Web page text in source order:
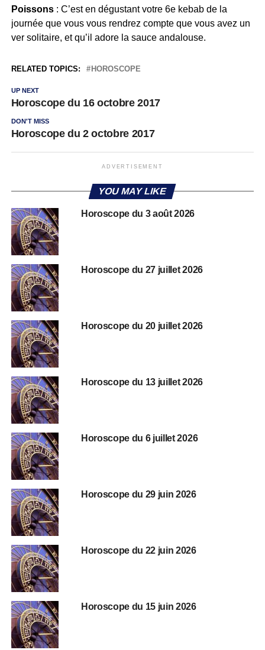
Poissons: C’est en dégustant votre 6e kebab de la
journée que vous vous rendrez compte que vous avez un
ver solitaire, et qu’il adore la sauce andalouse.
RELATED TOPICS: HOROSCOPE
UP NEXT
Horoscope du 16 octobre 2017
DON'T MISS
Horoscope du 2 octobre 2017
ADVERTISEMENT
YOU MAY LIKE
Horoscope du 3 août 2026
Horoscope du 27 juillet 2026
Horoscope du 20 juillet 2026
Horoscope du 13 juillet 2026
Horoscope du 6 juillet 2026
Horoscope du 29 juin 2026
Horoscope du 22 juin 2026
Horoscope du 15 juin 2026